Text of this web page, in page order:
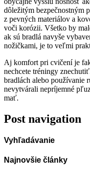
dôležitým bezpečnostným
z pevných materiálov a
voči korózii. Všetko by
ak sú bradlá navyše
nožičkami, je to veľmi
Aj komfort pri cvičení je
nechcete tréningy
bradlách alebo používanie
nevytvárali nepríjemné
mať.
Post navigation
Vyhľadávanie
Najnovšie články